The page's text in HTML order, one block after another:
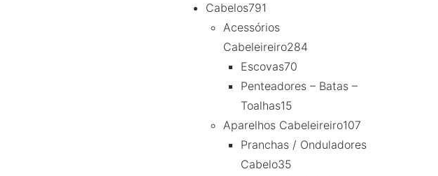
Cabelos791
Acessórios
Cabeleireiro284
Escovas70
Penteadores – Batas –
Toalhas15
Aparelhos Cabeleireiro107
Pranchas / Onduladores
Cabelo35